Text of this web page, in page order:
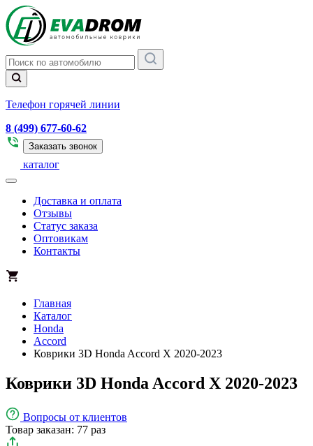
Телефон горячей линии
8 (499) 677-60-62
Заказать звонок
каталог
Доставка и оплата
Отзывы
Статус заказа
Оптовикам
Контакты
Главная
Каталог
Honda
Accord
Коврики 3D Honda Accord X 2020-2023
Коврики 3D Honda Accord X 2020-2023
Вопросы от клиентов
Товар заказан: 77 раз